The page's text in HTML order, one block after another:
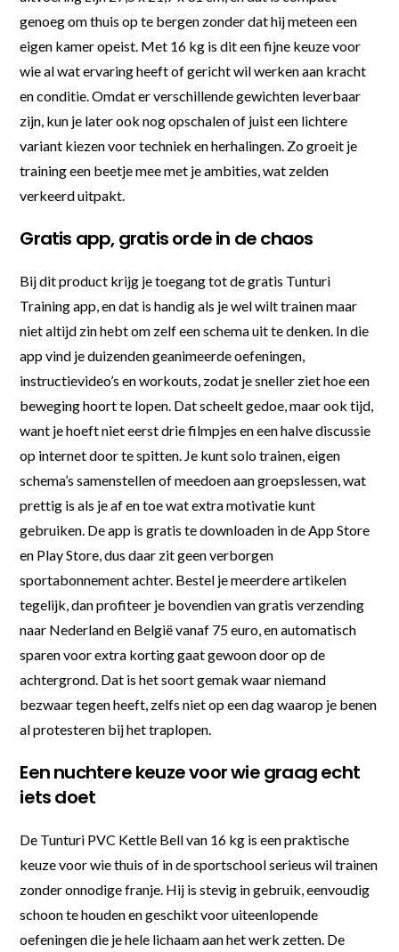
genoeg om thuis op te bergen zonder dat hij meteen een
eigen kamer opeist. Met 16 kg is dit een fijne keuze voor
wie al wat ervaring heeft of gericht wil werken aan kracht
en conditie. Omdat er verschillende gewichten leverbaar
zijn, kun je later ook nog opschalen of juist een lichtere
variant kiezen voor techniek en herhalingen. Zo groeit je
training een beetje mee met je ambities, wat zelden
verkeerd uitpakt.
Gratis app, gratis orde in de chaos
Bij dit product krijg je toegang tot de gratis Tunturi
Training app, en dat is handig als je wel wilt trainen maar
niet altijd zin hebt om zelf een schema uit te denken. In die
app vind je duizenden geanimeerde oefeningen,
instructievideo’s en workouts, zodat je sneller ziet hoe een
beweging hoort te lopen. Dat scheelt gedoe, maar ook tijd,
want je hoeft niet eerst drie filmpjes en een halve discussie
op internet door te spitten. Je kunt solo trainen, eigen
schema’s samenstellen of meedoen aan groepslessen, wat
prettig is als je af en toe wat extra motivatie kunt
gebruiken. De app is gratis te downloaden in de App Store
en Play Store, dus daar zit geen verborgen
sportabonnement achter. Bestel je meerdere artikelen
tegelijk, dan profiteer je bovendien van gratis verzending
naar Nederland en België vanaf 75 euro, en automatisch
sparen voor extra korting gaat gewoon door op de
achtergrond. Dat is het soort gemak waar niemand
bezwaar tegen heeft, zelfs niet op een dag waarop je benen
al protesteren bij het traplopen.
Een nuchtere keuze voor wie graag echt
iets doet
De Tunturi PVC Kettle Bell van 16 kg is een praktische
keuze voor wie thuis of in de sportschool serieus wil trainen
zonder onnodige franje. Hij is stevig in gebruik, eenvoudig
schoon te houden en geschikt voor uiteenlopende
oefeningen die je hele lichaam aan het werk zetten. De